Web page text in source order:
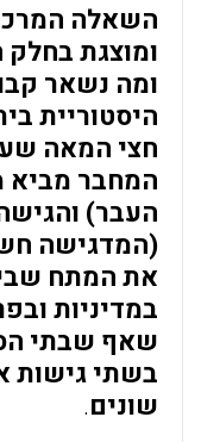
השאלה
ומוצגת
ומה נשאר
היסטוריית
חצי המאה
המחבר מביא
העבר)
(המדגישה
את המתח
במדיניות
שאף שבתי
בשתי גישות
שונים.